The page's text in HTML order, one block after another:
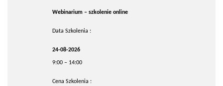
Webinarium – szkolenie online
Data Szkolenia :
24-08-2026
9:00 – 14:00
Cena Szkolenia :